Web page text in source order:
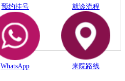
预约挂号 就诊流程
WhatsApp 来院路线